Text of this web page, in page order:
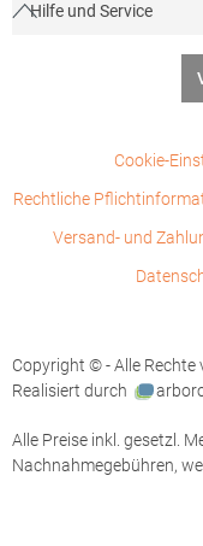
Hilfe und Service
Cookie-
Rechtliche
Versand- und
Copyright © - Alle Rechte
Realisiert durch
Alle Preise inkl. gesetzl.
Nachnahmegebühren,